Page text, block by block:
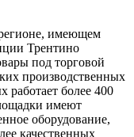
имеющем
Трентино
под торговой
производственных
работает более 400
имеют
оборудование,
качественных